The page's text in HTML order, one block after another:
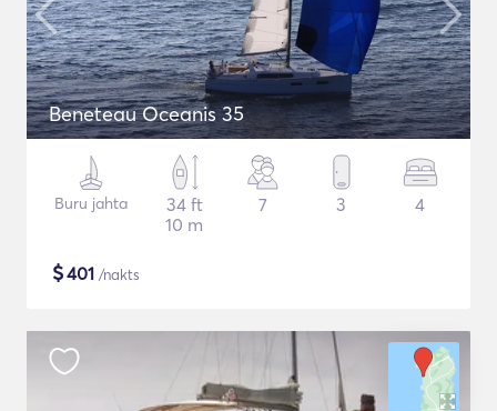
Beneteau Oceanis 35
Buru jahta
34 ft
10 m
7 3 4
$401 /nakts